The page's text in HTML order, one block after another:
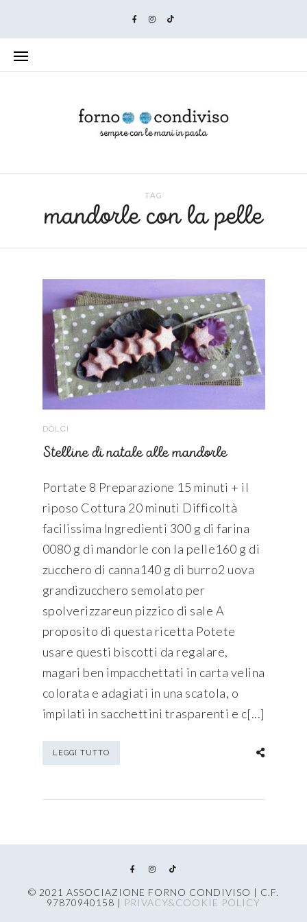
TAG
mandorle con la pelle
DOLCI
Stelline di natale alle mandorle
Portate 8 Preparazione 15 minuti + il
riposo Cottura 20 minuti Difficoltà
facilissima Ingredienti 300 g di farina
0080 g di mandorle con la pelle160 g di
zucchero di canna140 g di burro2 uova
grandizucchero semolato per
spolverizzareun pizzico di sale A
proposito di questa ricetta Potete
usare questi biscotti da regalare,
magari ben impacchettati in carta velina
colorata e adagiati in una scatola, o
impilati in sacchettini trasparenti e c[...]
LEGGI TUTTO
© 2021 ASSOCIAZIONE FORNO CONDIVISO | C.F.
97870940158 | PRIVACY&COOKIE POLICY